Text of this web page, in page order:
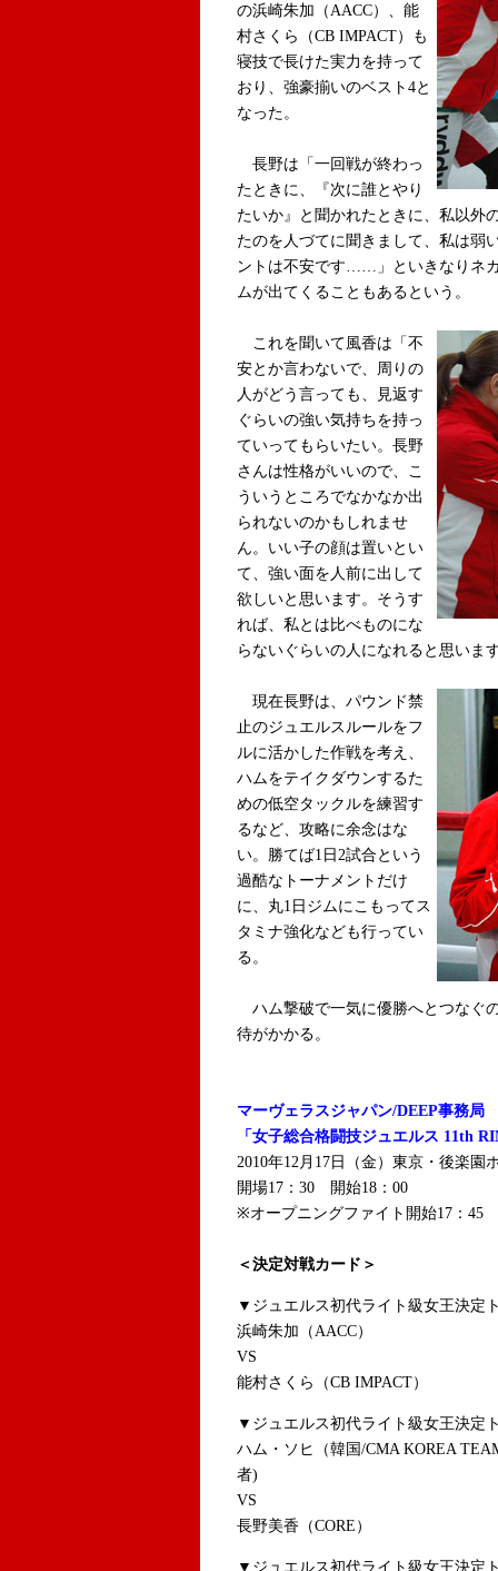
の浜崎朱加（AACC）、能
村さくら（CB IMPACT）も
寝技で長けた実力を持って
おり、強豪揃いのベスト4と
なった。
長野は「一回戦が終わっ
たときに、『次に誰とやり
たいか』と聞かれたときに、私以外
たのを人づてに聞きまして、私は弱
ントは不安です……」といきなりネ
ムが出てくることもあるという。
これを聞いて風香は「不
安とか言わないで、周りの
人がどう言っても、見返す
ぐらいの強い気持ちを持っ
ていってもらいたい。長野
さんは性格がいいので、こ
ういうところでなかなか出
られないのかもしれませ
ん。いい子の顔は置いとい
て、強い面を人前に出して
欲しいと思います。そうす
れば、私とは比べものにな
らないぐらいの人になれると思いま
現在長野は、パウンド禁
止のジュエルスルールをフ
ルに活かした作戦を考え、
ハムをテイクダウンするた
めの低空タックルを練習す
るなど、攻略に余念はな
い。勝てば1日2試合という
過酷なトーナメントだけ
に、丸1日ジムにこもってス
タミナ強化なども行ってい
る。
ハム撃破で一気に優勝へとつなぐ
待がかかる。
マーヴェラスジャパン/DEEP事務局
「女子総合格闘技ジュエルス 11th
2010年12月17日（金）東京・後楽園
開場17：30 開始18：00
※オープニングファイト開始17：45
＜決定対戦カード＞
▼ジュエルス初代ライト級女王決定
浜崎朱加（AACC）
VS
能村さくら（CB IMPACT）
▼ジュエルス初代ライト級女王決定
ハム・ソヒ（韓国/CMA KOREA
者)
VS
長野美香 （CORE）
▼ジュエルス初代ライト級女王決定